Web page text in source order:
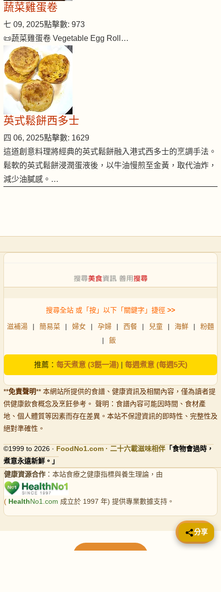
蔬菜雞蛋卷
七 09, 2025點擊數: 973
📜蔬菜雞蛋卷 Vegetable Egg Roll…
英式鬆餅西多士
四 06, 2025點擊數: 1629
這道創意料理將經典的英式鬆餅融入港式西多士的烹調手法。
鬆軟的英式鬆餅浸潤蛋液後，以牛油慢煎至金黃，取代油炸，
減少油膩感。…
搜尋全站 或「按」以下「關鍵字」捷徑 >>
滋補湯 | 簡易菜 | 婦女 | 孕婦 | 西餐 | 兒童 | 海鮮 |
粉麵
|
飯
推薦： 每天煮意 (3餸一湯)| 每週煮意 (每週5天)
**免責聲明** 本網站所提供的食譜、健康資訊及相關內容，僅為讀者提
供健康飲食概念及烹飪參考。 聲明：食譜內容可能因時間、食材產
地、個人體質等因素而存在差異。本站不保證資訊的即時性、完整性及
絕對準確性。
©1999 to 2026 · FoodNo1.com · 二十六載滋味相伴 「食物會過時，
煮意永遠新鮮。」
健康資源合作 ：本站食療之健康指標與養生理論，由
( HealthNo1.com 成立於 1997 年) 提供專業數據支持。
📤 分享
分享